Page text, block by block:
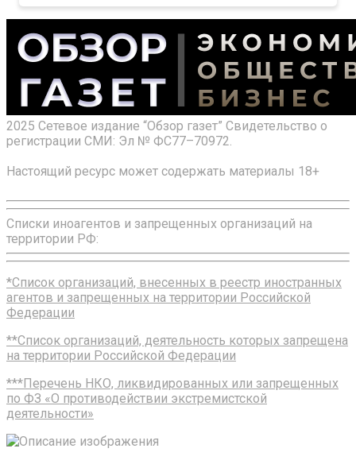
2025 Сетевое издание “Обзор газет” Свидетельство о
регистрации СМИ: Эл № ФС77–70972.
Настоящий ресурс может содержать материалы 18+
Списки иноагентов и запрещенных организаций на
территории РФ:
*Список организаций, внесенных в реестр иностранных
агентов и запрещенных на территории Российской
Федерации
**Список организаций, деятельность которых запрещена
на территории Российской Федерации
***Перечень НКО, ликвидированных или запрещенных
по ФЗ «О противодействии экстремистской
деятельности»